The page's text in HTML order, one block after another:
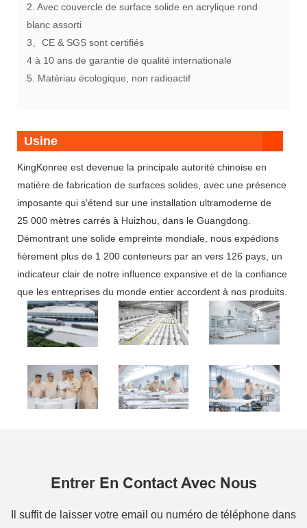
2. Avec couvercle de surface solide en acrylique rond
blanc assorti
3、CE & SGS sont certifiés
4 à 10 ans de garantie de qualité internationale
5. Matériau écologique, non radioactif
Usine
KingKonree est devenue la principale autorité chinoise en
matière de fabrication de surfaces solides, avec une présence
imposante qui s'étend sur une installation ultramoderne de
25 000 mètres carrés à Huizhou, dans le Guangdong.
Démontrant une solide empreinte mondiale, nous expédions
fièrement plus de 1 200 conteneurs par an vers 126 pays, un
indicateur clair de notre influence expansive et de la confiance
que les entreprises du monde entier accordent à nos produits.
Entrer En Contact Avec Nous
Il suffit de laisser votre email ou numéro de téléphone dans